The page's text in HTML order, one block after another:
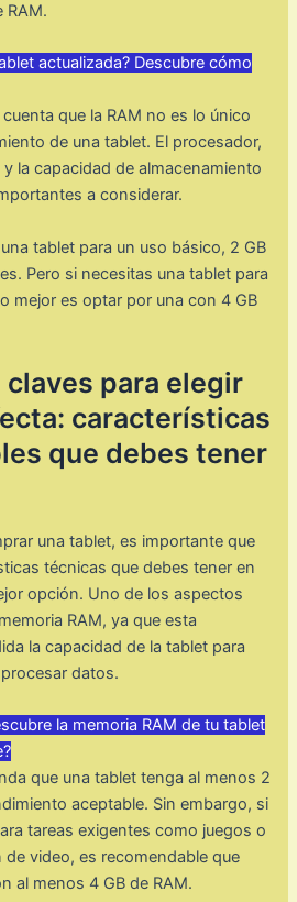
RAM.
actualizada? Descubre cómo
que la RAM no es lo único
de una tablet. El procesador,
la capacidad de almacenamiento
a considerar.
tablet para un uso básico, 2 GB
Pero si necesitas una tablet para
mejor es optar por una con 4 GB
claves para elegir
características
que debes tener
una tablet, es importante que
técnicas que debes tener en
opción. Uno de los aspectos
RAM, ya que esta
la capacidad de la tablet para
datos.
la memoria RAM de tu tablet
que una tablet tenga al menos 2
aceptable. Sin embargo, si
tareas exigentes como juegos o
video, es recomendable que
al menos 4 GB de RAM.